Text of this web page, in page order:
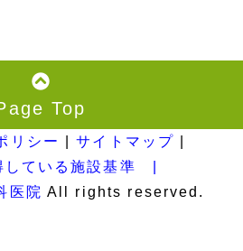
付16:30まで
付18:00まで
(水)：休診
受付17:00まで
受付16:30まで
Top
リシー |サイトマップ
している施設基準 |
医院 All rights reserved.